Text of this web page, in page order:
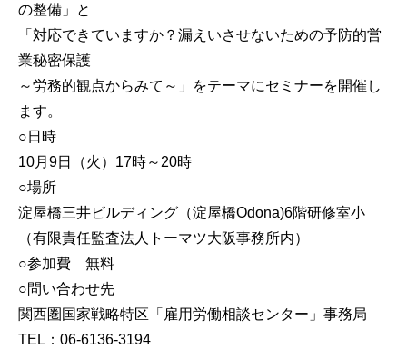
の整備」と
「対応できていますか？漏えいさせないための予防的営
業秘密保護
～労務的観点からみて～」をテーマにセミナーを開催し
ます。
○日時
10月9日（火）17時～20時
○場所
淀屋橋三井ビルディング（淀屋橋Odona)6階研修室小
（有限責任監査法人トーマツ大阪事務所内）
○参加費 無料
○問い合わせ先
関西圏国家戦略特区「雇用労働相談センター」事務局
TEL：06-6136-3194